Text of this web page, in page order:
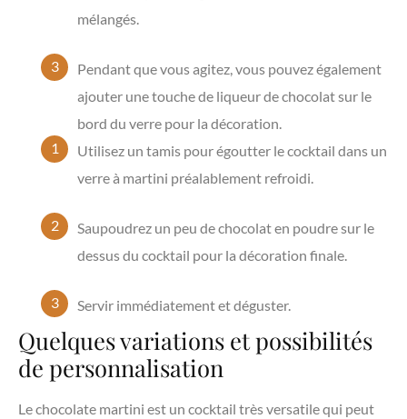
mélangés.
Pendant que vous agitez, vous pouvez également
ajouter une touche de liqueur de chocolat sur le
bord du verre pour la décoration.
Utilisez un tamis pour égoutter le cocktail dans un
verre à martini préalablement refroidi.
Saupoudrez un peu de chocolat en poudre sur le
dessus du cocktail pour la décoration finale.
Servir immédiatement et déguster.
Quelques variations et possibilités
de personnalisation
Le chocolate martini est un cocktail très versatile qui peut